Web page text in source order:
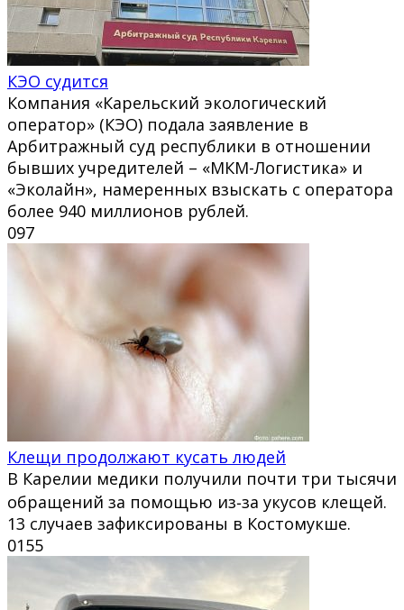
КЭО судится
Компания «Карельский экологический
оператор» (КЭО) подала заявление в
Арбитражный суд республики в отношении
бывших учредителей – «МКМ-Логистика» и
«Эколайн», намеренных взыскать с оператора
более 940 миллионов рублей.
097
Клещи продолжают кусать людей
В Карелии медики получили почти три тысячи
обращений за помощью из‑за укусов клещей.
13 случаев зафиксированы в Костомукше.
0155